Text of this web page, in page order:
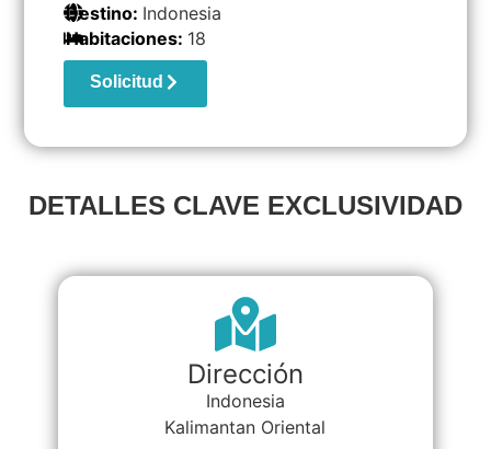
Destino: Indonesia
Habitaciones: 18
Solicitud
DETALLES CLAVE EXCLUSIVIDAD
Dirección
Indonesia
Kalimantan Oriental